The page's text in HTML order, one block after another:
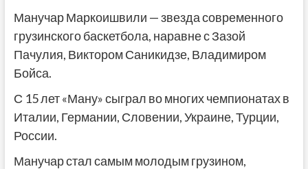
Манучар Маркоишвили — звезда современного
грузинского баскетбола, наравне с Зазой
Пачулия, Виктором Саникидзе, Владимиром
Бойса.
С 15 лет «Ману» сыграл во многих чемпионатах в
Италии, Германии, Словении, Украине, Турции,
России.
Манучар стал самым молодым грузином,